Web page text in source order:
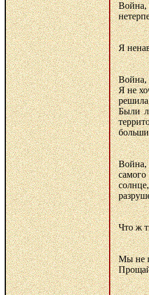
Война,
Я
Война,
Я не
Были
Война,
Что ж
Мы не